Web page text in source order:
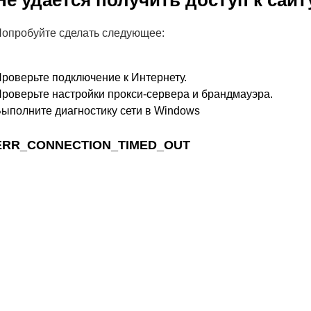
сделать следующее:
подключение к Интернету.
настройки прокси-сервера и брандмауэра.
диагностику сети в Windows